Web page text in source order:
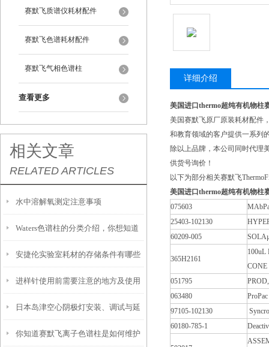
赛默飞质谱仪耗材配件
赛默飞色谱耗材配件
赛默飞气相色谱柱
查看更多
相关文章
RELATED ARTICLES
水中溶解氧测定注意事项
Waters色谱柱的分类介绍，你想知道
的都在这儿了！
安捷伦实验室耗材的存储条件有哪些
要求？
进样针使用前需要注意的地方及使用
后要做好的维护工作
日本岛津空心阴极灯安装、调试与延
长使用寿命的实操技巧
你知道赛默飞离子色谱柱是如何维护
详细介绍
美国进口thermo超纯有机物柱
美国赛默飞原厂原装耗材配件
和教育领域的客户提供一系列
除以上品牌，本公司同时代理
供货号询价！
以下为部分相关赛默飞
美国进口thermo超纯有机物柱
075603
25403-102130
60209-005
365H2161
100uL
051795
063480
97105-102130
60180-785-1